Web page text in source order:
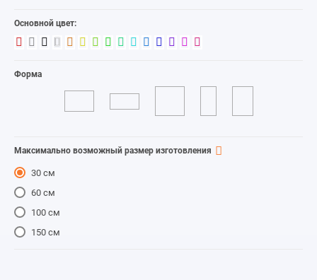
Основной цвет:
Форма
Максимально возможный размер изготовления
30 см
60 см
100 см
150 см